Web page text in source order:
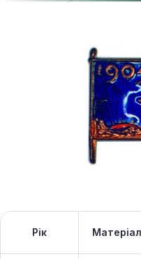
Рік Матеріал